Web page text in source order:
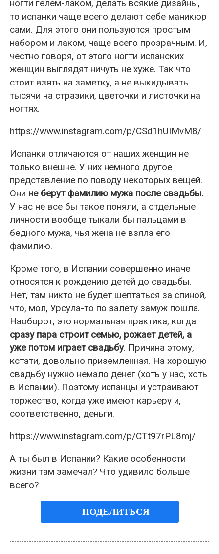
ногти гелем-лаком, делать всякие дизайны,
то испанки чаще всего делают себе маникюр
сами. Для этого они пользуются простым
набором и лаком, чаще всего прозрачным. И,
честно говоря, от этого ногти испанских
женщин выглядят ничуть не хуже. Так что
стоит взять на заметку, а не выкидывать
тысячи на стразики, цветочки и листочки на
ногтях.
https://www.instagram.com/p/CSd1hUIMvM8/
Испанки отличаются от наших женщин не
только внешне. У них немного другое
представление по поводу некоторых вещей.
Они не берут фамилию мужа после свадьбы.
У нас не все бы такое поняли, а отдельные
личности вообще тыкали бы пальцами в
бедного мужа, чья жена не взяла его
фамилию.
Кроме того, в Испании совершенно иначе
относятся к рождению детей до свадьбы.
Нет, там никто не будет шептаться за спиной,
что, мол, Урсула-то по залету замуж пошла.
Наоборот, это нормальная практика, когда
сразу пара строит семью, рожает детей, а
уже потом играет свадьбу. Причина этому,
кстати, довольно приземленная. На хорошую
свадьбу нужно немало денег (хоть у нас, хоть
в Испании). Поэтому испанцы и устраивают
торжество, когда уже имеют карьеру и,
соответственно, деньги.
https://www.instagram.com/p/CTt97rPL8mj/
А ты был в Испании? Какие особенности
жизни там замечал? Что удивило больше
всего?
ПОДЕЛИТЬСЯ